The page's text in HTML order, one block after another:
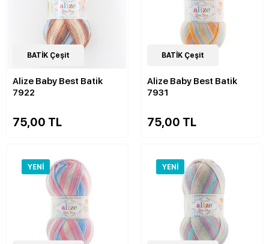
22Çeşit
BATİK Çeşit
Alize Baby Best Batik
7922
75,00 TL
22Çeşit
BATİK Çeşit
Alize Baby Best Batik
7931
75,00 TL
YENI YENI